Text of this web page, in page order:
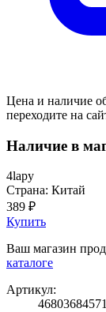
Цена и наличие
переходите на
Наличие в
4lapy
Страна: Китай
389 ₽
Купить
Ваш магазин
каталоге
Артикул: